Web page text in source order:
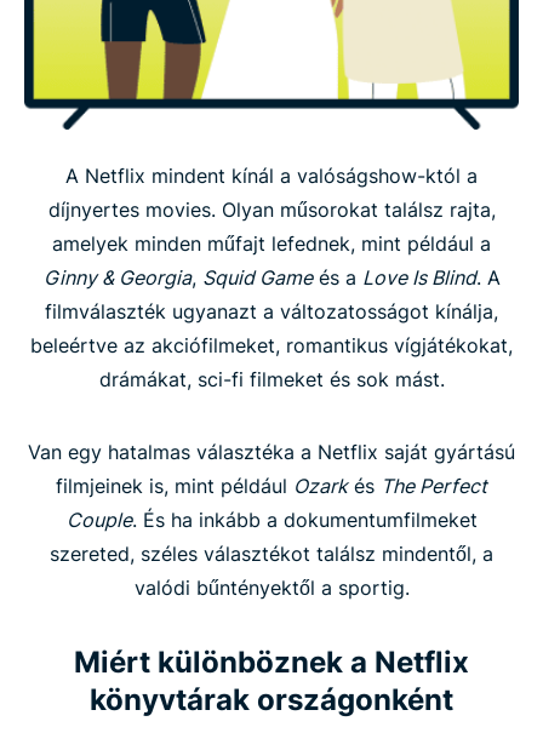
A Netflix mindent kínál a valóságshow-któl a
díjnyertes movies. Olyan műsorokat találsz rajta,
amelyek minden műfajt lefednek, mint például a
Ginny & Georgia, Squid Gameés a Love Is Blind. A
filmválaszték ugyanazt a változatosságot kínálja,
beleértve az akciófilmeket, romantikus vígjátékokat,
drámákat, sci-fi filmeket és sok mást.
Van egy hatalmas választéka a Netflix saját gyártású
filmjeinek is, mint például Ozarkés The Perfect
Couple. És ha inkább a dokumentumfilmeket
szereted, széles választékot találsz mindentől, a
valódi bűntényektől a sportig.
Miért különböznek a Netflix
könyvtárak országonként